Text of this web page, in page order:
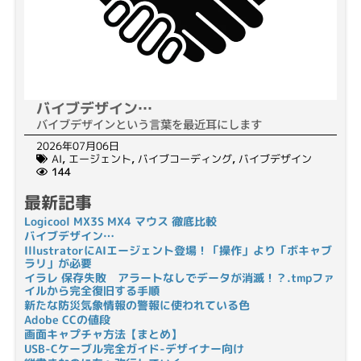
バイブデザイン…
バイブデザインという言葉を最近耳にします
2026年07月06日
AI, エージェント, バイブコーディング, バイブデザイン
144
最新記事
Logicool MX3S MX4 マウス 徹底比較
バイブデザイン…
IllustratorにAIエージェント登場！「操作」より「ボキャブ
ラリ」が必要
イラレ 保存失敗 アラートなしでデータが消滅！？.tmpファ
イルから完全復旧する手順
新たな防災気象情報の警報に使われている色
Adobe CCの値段
画面キャプチャ方法【まとめ】
USB-Cケーブル完全ガイド-デザイナー向け